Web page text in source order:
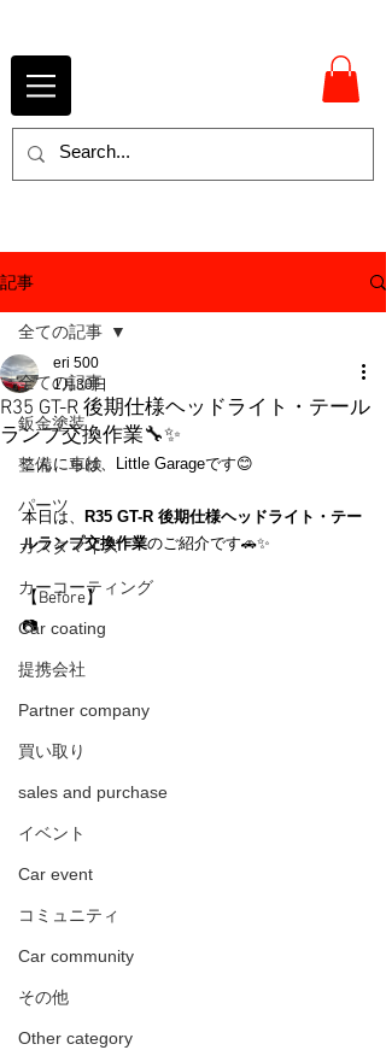
記事
全ての記事
鈑金塗装
整備、車検
パーツ
カスタマイズ
カーコーティング
Car coating
提携会社
Partner company
買い取り
sales and purchase
イベント
Car event
コミュニティ
Car community
その他
Other category
全ての記事
R35 GT-R 後期仕様ヘッドライト・テール
ランプ交換作業🔧✨
eri 500
1月30日
こんにちは、Little Garageです😊
本日は、
R35 GT-R 後期仕様ヘッドライト・テー
ルランプ交換作業のご紹介です🚗✨
【Before】
📷